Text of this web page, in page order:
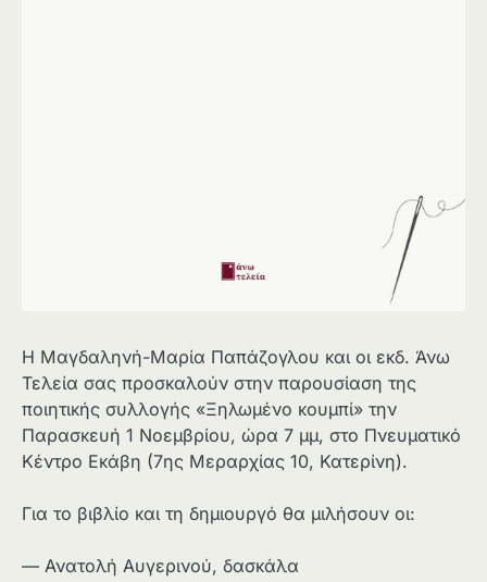
H Μαγδαληνή-Μαρία Παπάζογλου και οι εκδ. Άνω
Τελεία σας προσκαλούν στην παρουσίαση της
ποιητικής συλλογής «Ξηλωμένο κουμπί» την
Παρασκευή 1 Νοεμβρίου, ώρα 7 μμ, στο Πνευματικό
Κέντρο Εκάβη (7ης Μεραρχίας 10, Κατερίνη).
Για το βιβλίο και τη δημιουργό θα μιλήσουν οι:
— Ανατολή Αυγερινού, δασκάλα